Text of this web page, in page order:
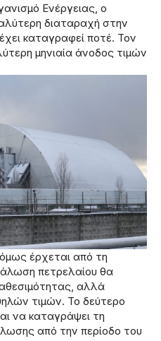
Ενέργειας, ο
διαταραχή στην
καταγραφεί ποτέ. Τον
μηνιαία άνοδος τιμών
έρχεται από τη
πετρελαίου θα
αλλά
τιμών. Το δεύτερο
να καταγράψει τη
από την περίοδο του